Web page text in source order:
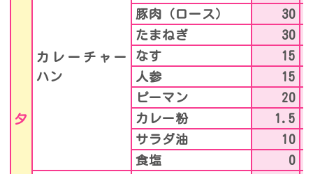
夕
カレーチャー
ハン
豚肉（ロース）
30
たまねぎ
30
なす
15
人参
15
ピーマン
20
カレー粉
1.5
サラダ油
10
食塩
0